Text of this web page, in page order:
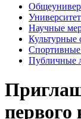
Научные
Культурные
Спортивные
Публичные
первого